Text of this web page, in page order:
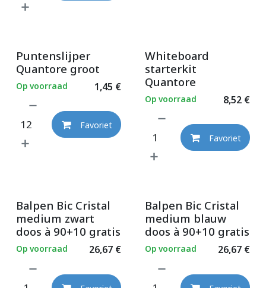
Puntenslijper
Quantore groot
1,45 €
Op voorraad
Favoriet
Whiteboard
starterkit
Quantore
8,52€
Op voorraad
Favoriet
Balpen Bic Cristal
medium zwart
doos à 90+10 gratis
26,67€
Op voorraad
Balpen Bic Cristal
medium blauw
doos à 90+10 gratis
26,67€
Op voorraad